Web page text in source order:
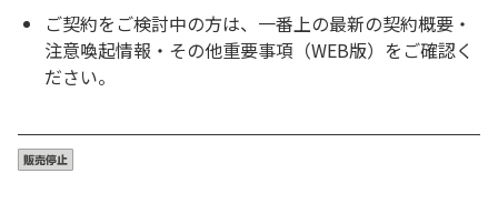
ご契約をご検討中の方は、一番上の最新の契約概要・
注意喚起情報・その他重要事項（WEB版）をご確認く
ださい。